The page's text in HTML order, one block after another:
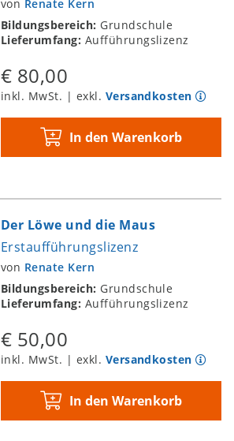
von Renate Kern
Bildungsbereich: Grundschule
Lieferumfang: Aufführungslizenz
€ 80,00
inkl. MwSt. | exkl. Versandkosten
In den Warenkorb
Der Löwe und die Maus
Erstaufführungslizenz
von Renate Kern
Bildungsbereich: Grundschule
Lieferumfang: Aufführungslizenz
€ 50,00
inkl. MwSt. | exkl. Versandkosten
In den Warenkorb